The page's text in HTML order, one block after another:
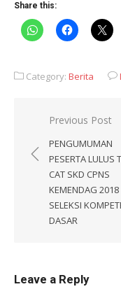
Share this:
Category: Berita
Post
navigation
Previous Post
PENGUMUMAN
PESERTA LULUS
CAT SKD CPNS
KEMENDAG 2018
SELEKSI
DASAR
Leave a Reply